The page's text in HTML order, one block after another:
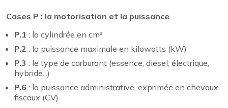
Cases P : la motorisation et la puissance
P.1 : la cylindrée en cm³
P.2 : la puissance maximale en kilowatts (kW)
P.3 : le type de carburant (essence, diesel, électrique,
hybride...)
P.6 : la puissance administrative, exprimée en chevaux
fiscaux (CV)